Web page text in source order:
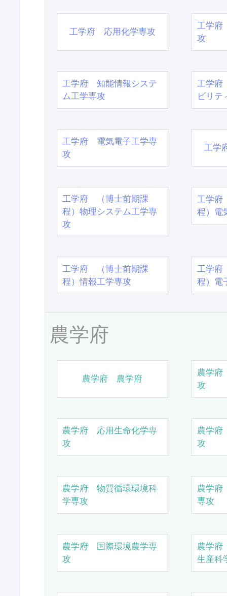
工学府 応用化学専攻
工学府
攻
工学府 知能情報システ
ム工学専攻
工学府
ビリテ
工学府 電気電子工学専
攻
工学
工学府 （博士前期課
程）物理システム工学専
攻
工学
程）電
工学府 （博士前期課
程）情報工学専攻
工学
程）電
農学府
農学府 農学府
農学
攻
農学府 応用生命化学専
攻
農学
攻
農学府 物質循環環境科
学専攻
農学
専攻
農学府 国際環境農学専
攻
農学
生産科